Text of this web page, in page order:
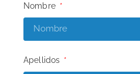
Nombre
Apellidos